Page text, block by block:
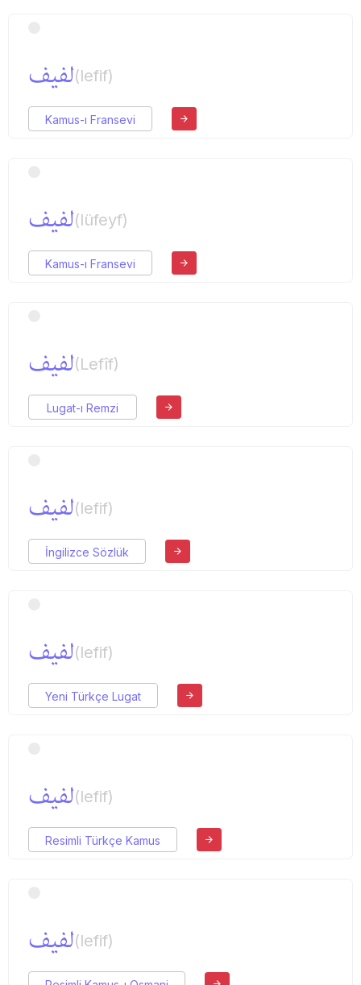
لفیف(lefif)
Kamus-ı Fransevi
لفیف(lüfeyf)
Kamus-ı Fransevi
لفیف(Lefîf)
Lugat-ı Remzi
لفیف(lefif)
İngilizce Sözlük
لفیف(lefif)
Yeni Türkçe Lugat
لفیف(lefif)
Resimli Türkçe Kamus
لفیف(lefif)